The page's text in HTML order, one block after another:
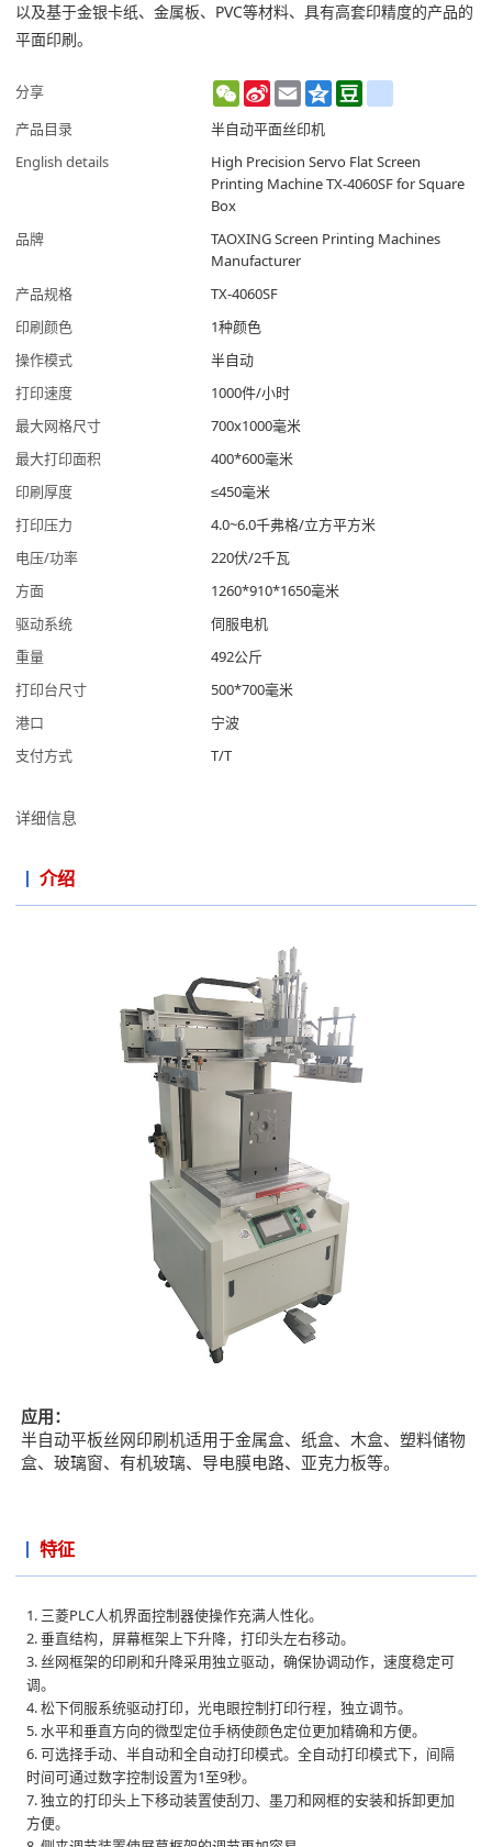
以及基于金银卡纸、金属板、PVC等材料、具有高套印精度的产品的
平面印刷。
分享 WeChat
Sina
Weibo
EmailQzone
产品目录
半自动平面丝印机
English details
High Precision Servo Flat Screen
Printing Machine TX-4060SF for Square
Box
品牌
TAOXING Screen Printing Machines
Manufacturer
产品规格
TX-4060SF
印刷颜色
1种颜色
操作模式
半自动
打印速度
1000件/小时
最大网格尺寸
700x1000毫米
最大打印面积
400*600毫米
印刷厚度
≤450毫米
打印压力
4.0~6.0千弗格/立方平方米
电压/功率
220伏/2千瓦
方面
1260*910*1650毫米
驱动系统
伺服电机
重量
492公斤
打印台尺寸
500*700毫米
港口
宁波
支付方式
T/T
详细信息
介绍
应用：
半自动平板丝网印刷机适用于金属盒、纸盒、木盒、塑料储物
盒、玻璃窗、有机玻璃、导电膜电路、亚克力板等。
特征
1. 三菱PLC人机界面控制器使操作充满人性化。
2. 垂直结构，屏幕框架上下升降，打印头左右移动。
3. 丝网框架的印刷和升降采用独立驱动，确保协调动作，速度稳定可
调。
4. 松下伺服系统驱动打印，光电眼控制打印行程，独立调节。
5. 水平和垂直方向的微型定位手柄使颜色定位更加精确和方便。
6. 可选择手动、半自动和全自动打印模式。全自动打印模式下，间隔
时间可通过数字控制设置为1至9秒。
7. 独立的打印头上下移动装置使刮刀、墨刀和网框的安装和拆卸更加
方便。